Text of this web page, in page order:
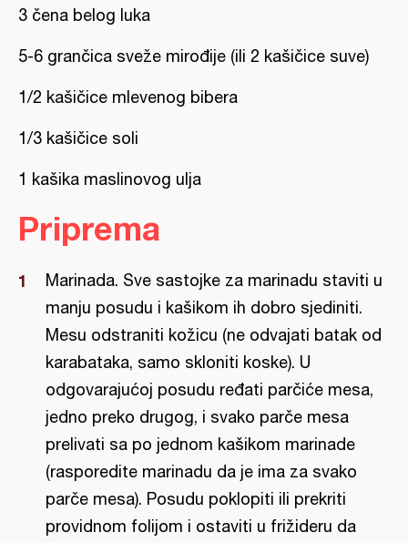
3 čena belog luka
5-6 grančica sveže mirođije (ili 2 kašičice suve)
1/2 kašičice mlevenog bibera
1/3 kašičice soli
1 kašika maslinovog ulja
Priprema
Marinada. Sve sastojke za marinadu staviti u
manju posudu i kašikom ih dobro sjediniti.
Mesu odstraniti kožicu (ne odvajati batak od
karabataka, samo skloniti koske). U
odgovarajućoj posudu ređati parčiće mesa,
jedno preko drugog, i svako parče mesa
prelivati sa po jednom kašikom marinade
(rasporedite marinadu da je ima za svako
parče mesa). Posudu poklopiti ili prekriti
providnom folijom i ostaviti u frižideru da